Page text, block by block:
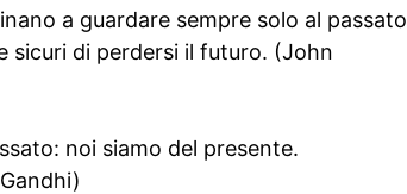
a guardare sempre solo al passato
sicuri di perdersi il futuro. (John
noi siamo del presente.